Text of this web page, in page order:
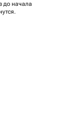
до начала